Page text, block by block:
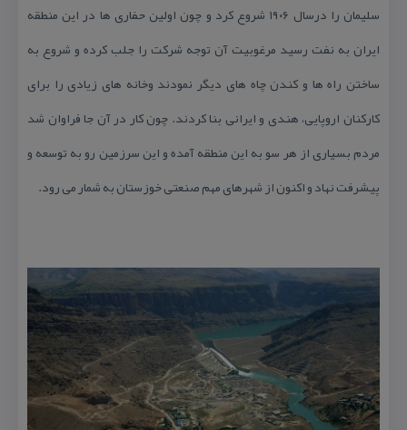
سلیمان را درسال ۱۹۰۶ شروع كرد و چون اولین حفاری ها در این منطقه
ایران به نفت رسید مرغوبیت آن توجه شركت را جلب كرده و شروع به
ساختن راه ها و كندن چاه های دیگر نمودند وخانه های زیادی را برای
كاركنان اروپایی، هندی و ایرانی بنا كردند. چون كار در آن جا فراوان شد
مردم بسیاری از هر سو به این منطقه آمده و این سرزمین رو به توسعه و
پیشرفت نهاد و اكنون از شهرهای مهم صنعتی خوزستان به شمار می رود.